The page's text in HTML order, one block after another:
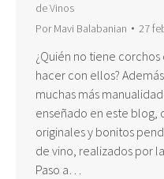
de Vinos
PorMavi Balabanian 27
¿Quién no tiene
hacer con ellos?
muchas más
enseñado en este blog,
originales y bonitos
de vino, realizados por
Paso a…